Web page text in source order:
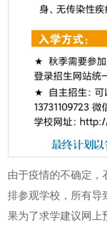
由于疫情的不确定，
排参观学校，所有导
果为了求学建议网上